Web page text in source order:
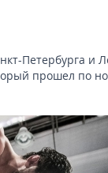
Петербурга и
прошел по